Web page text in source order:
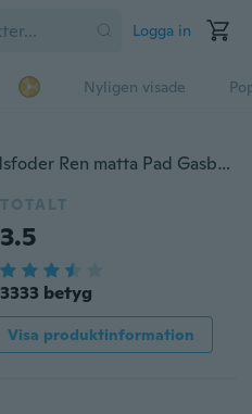
Logga in
Nyligen visade
4 / 10st Gasspisskydd Skyddsfoder Ren matta Pad Gasbrännaröverdrag Spishällskydd Köketillbehör
TOTALT
3.5
3333 betyg
Visa produktinformation